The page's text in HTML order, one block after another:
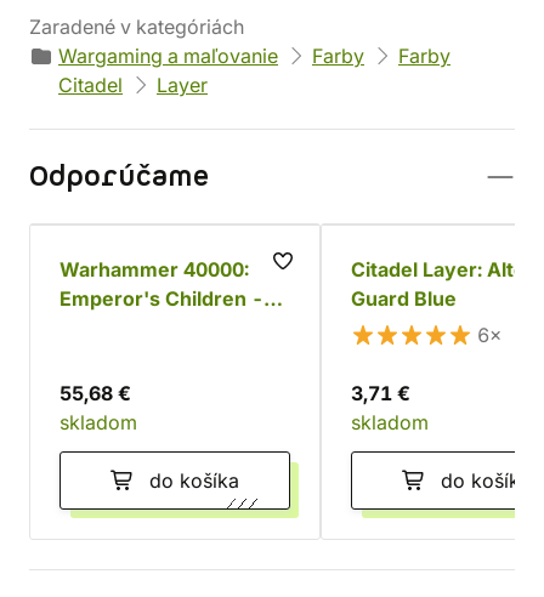
Zaradené v kategóriách
Wargaming a maľovanie
Farby
Farby
Citadel
Layer
Odporúčame
Warhammer 40000:
Emperor's Children -
55,68 €
skladom
do košíka
Citadel Layer:
Guard Blue
6×
3,71 €
skladom
do košíka